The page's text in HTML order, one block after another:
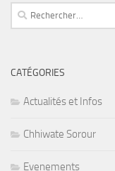
Rechercher :
CATÉGORIES
Actualités et Infos
Chhiwate Sorour
Evenements